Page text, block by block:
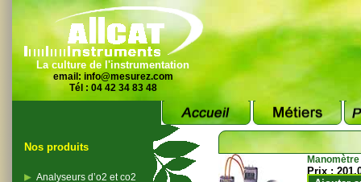
La culture de l'instrumentation
email: info@mesurez.com
Tél : 04 42 34 83 48
Nos produits
Analyseurs d’o2 et co2
Prix :